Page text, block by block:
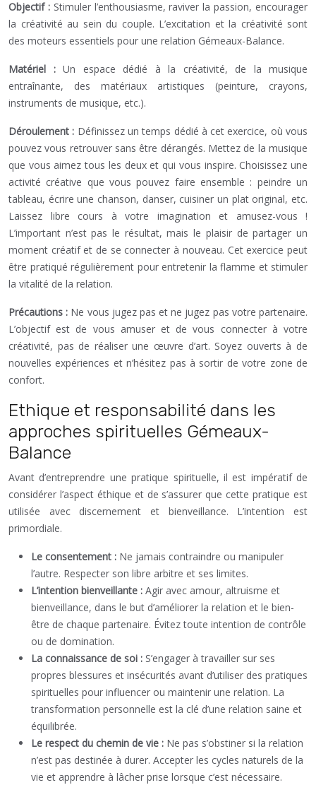
Objectif : Stimuler l’enthousiasme, raviver la passion, encourager
la créativité au sein du couple. L’excitation et la créativité sont
des moteurs essentiels pour une relation Gémeaux-Balance.
Matériel : Un espace dédié à la créativité, de la musique
entraînante, des matériaux artistiques (peinture, crayons,
instruments de musique, etc.).
Déroulement : Définissez un temps dédié à cet exercice, où vous
pouvez vous retrouver sans être dérangés. Mettez de la musique
que vous aimez tous les deux et qui vous inspire. Choisissez une
activité créative que vous pouvez faire ensemble : peindre un
tableau, écrire une chanson, danser, cuisiner un plat original, etc.
Laissez libre cours à votre imagination et amusez-vous !
L’important n’est pas le résultat, mais le plaisir de partager un
moment créatif et de se connecter à nouveau. Cet exercice peut
être pratiqué régulièrement pour entretenir la flamme et stimuler
la vitalité de la relation.
Précautions : Ne vous jugez pas et ne jugez pas votre partenaire.
L’objectif est de vous amuser et de vous connecter à votre
créativité, pas de réaliser une œuvre d’art. Soyez ouverts à de
nouvelles expériences et n’hésitez pas à sortir de votre zone de
confort.
Ethique et responsabilité dans les
approches spirituelles Gémeaux-
Balance
Avant d’entreprendre une pratique spirituelle, il est impératif de
considérer l’aspect éthique et de s’assurer que cette pratique est
utilisée avec discernement et bienveillance. L’intention est
primordiale.
Le consentement : Ne jamais contraindre ou manipuler
l’autre. Respecter son libre arbitre et ses limites.
L’intention bienveillante : Agir avec amour, altruisme et
bienveillance, dans le but d’améliorer la relation et le bien-
être de chaque partenaire. Évitez toute intention de contrôle
ou de domination.
La connaissance de soi : S’engager à travailler sur ses
propres blessures et insécurités avant d’utiliser des pratiques
spirituelles pour influencer ou maintenir une relation. La
transformation personnelle est la clé d’une relation saine et
équilibrée.
Le respect du chemin de vie : Ne pas s’obstiner si la relation
n’est pas destinée à durer. Accepter les cycles naturels de la
vie et apprendre à lâcher prise lorsque c’est nécessaire.